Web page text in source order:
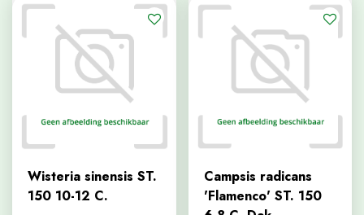
Wisteria sinensis ST.
150 10-12 C.
Campsis radicans
'Flamenco' ST. 150